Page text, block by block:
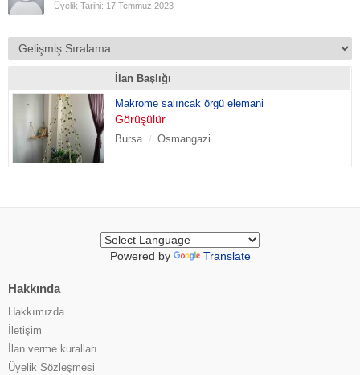
Üyelik Tarihi: 17 Temmuz 2023
İlan Başlığı
Makrome salıncak örgü elemani
Görüşülür
Bursa Osmangazi
Powered by Translate
Hakkında
Hakkımızda
İletişim
İlan verme kuralları
Üyelik Sözleşmesi